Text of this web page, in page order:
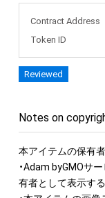
Contract Address
Token ID
Reviewed
Notes on
本アイテムの保有
・Adam byGMOサ
有者として表示す